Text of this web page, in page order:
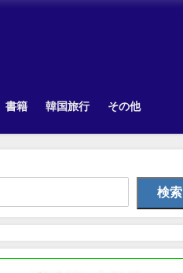
書籍 韓国旅行 その他
検索